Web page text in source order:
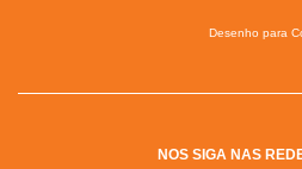
Desenho para
NOS SIGA NAS